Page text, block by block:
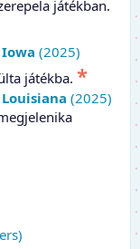
játékban.
(2025)
játékba. *
(2025)